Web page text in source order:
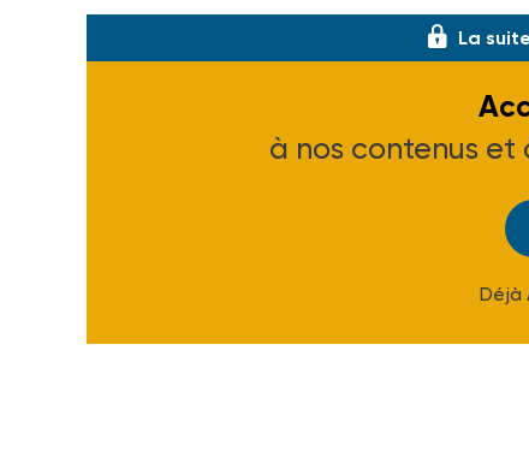
La
à nos contenus
Déjà